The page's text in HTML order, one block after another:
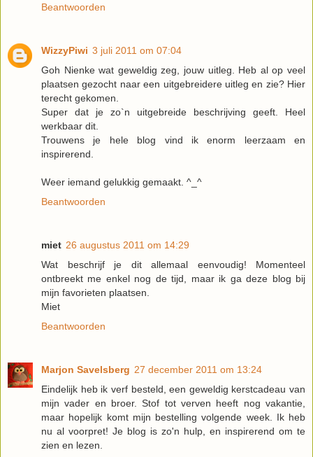
Beantwoorden
WizzyPiwi 3 juli 2011 om 07:04
Goh Nienke wat geweldig zeg, jouw uitleg. Heb al op veel
plaatsen gezocht naar een uitgebreidere uitleg en zie? Hier
terecht gekomen.
Super dat je zo`n uitgebreide beschrijving geeft. Heel
werkbaar dit.
Trouwens je hele blog vind ik enorm leerzaam en
inspirerend.
Weer iemand gelukkig gemaakt. ^_^
Beantwoorden
miet 26 augustus 2011 om 14:29
Wat beschrijf je dit allemaal eenvoudig! Momenteel
ontbreekt me enkel nog de tijd, maar ik ga deze blog bij
mijn favorieten plaatsen.
Miet
Beantwoorden
Marjon Savelsberg 27 december 2011 om 13:24
Eindelijk heb ik verf besteld, een geweldig kerstcadeau van
mijn vader en broer. Stof tot verven heeft nog vakantie,
maar hopelijk komt mijn bestelling volgende week. Ik heb
nu al voorpret! Je blog is zo'n hulp, en inspirerend om te
zien en lezen.